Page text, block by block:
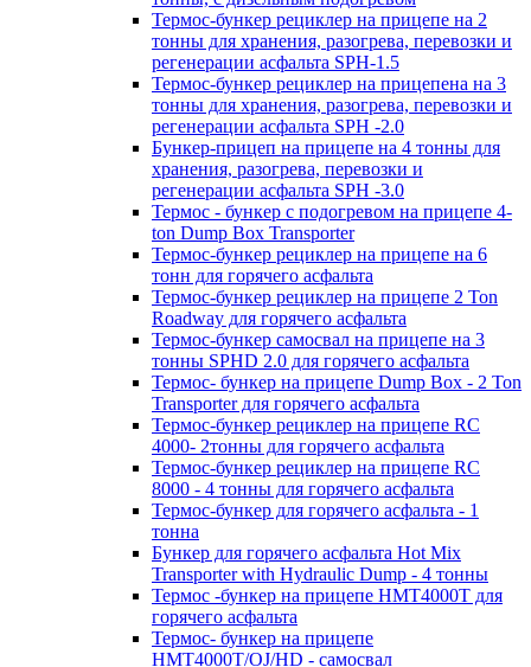
Термос-бункер рециклер на прицепе на 2
тонны для хранения, разогрева, перевозки и
регенерации асфальта SPH-1.5
Термос-бункер рециклер на прицепена на 3
тонны для хранения, разогрева, перевозки и
регенерации асфальта SPH -2.0
Бункер-прицеп на прицепе на 4 тонны для
хранения, разогрева, перевозки и
регенерации асфальта SPH -3.0
Термос - бункер с подогревом на прицепе 4-
ton Dump Box Transporter
Термос-бункер рециклер на прицепе на 6
тонн для горячего асфальта
Термос-бункер рециклер на прицепе 2 Ton
Roadway для горячего асфальта
Термос-бункер самосвал на прицепе на 3
тонны SPHD 2.0 для горячего асфальта
Термос- бункер на прицепе Dump Box - 2 Ton
Transporter для горячего асфальта
Термос-бункер рециклер на прицепе RC
4000- 2тонны для горячего асфальта
Термос-бункер рециклер на прицепе RC
8000 - 4 тонны для горячего асфальта
Термос-бункер для горячего асфальта - 1
тонна
Бункер для горячего асфальта Hot Mix
Transporter with Hydraulic Dump - 4 тонны
Термос -бункер на прицепе HMT4000T для
горячего асфальта
Термос- бункер на прицепе
HMT4000T/OJ/HD - самосвал